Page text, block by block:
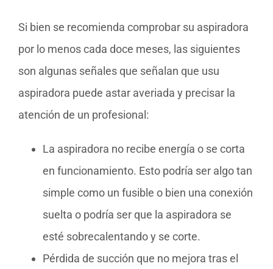
Si bien se recomienda comprobar su aspiradora
por lo menos cada doce meses, las siguientes
son algunas señales que señalan que usu
aspiradora puede astar averiada y precisar la
atención de un profesional:
La aspiradora no recibe energía o se corta
en funcionamiento. Esto podría ser algo tan
simple como un fusible o bien una conexión
suelta o podría ser que la aspiradora se
esté sobrecalentando y se corte.
Pérdida de succión que no mejora tras el